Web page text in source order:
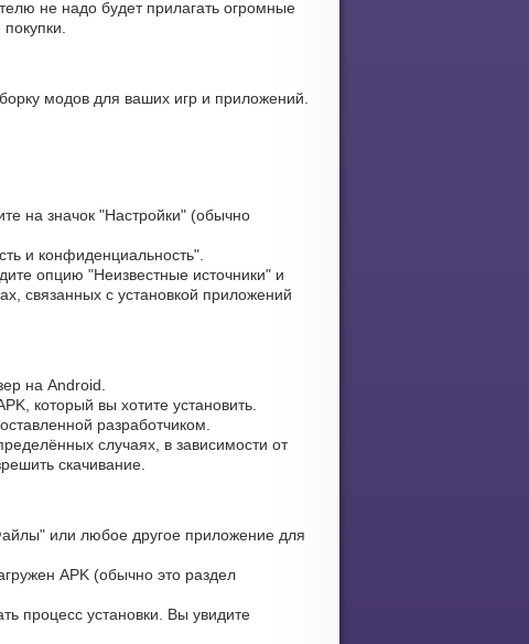
не надо будет прилагать огромные
модов для ваших игр и приложений.
на значок "Настройки" (обычно
и конфиденциальность".
опцию "Неизвестные источники" и
связанных с установкой приложений
на Android.
который вы хотите установить.
разработчиком.
случаях, в зависимости от
скачивание.
или любое другое приложение для
APK (обычно это раздел
процесс установки. Вы увидите